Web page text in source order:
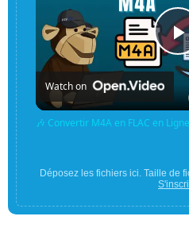
Watch on
🎶 Convertir M4A en FLAC en
Déposez les fichiers ici. Taille de